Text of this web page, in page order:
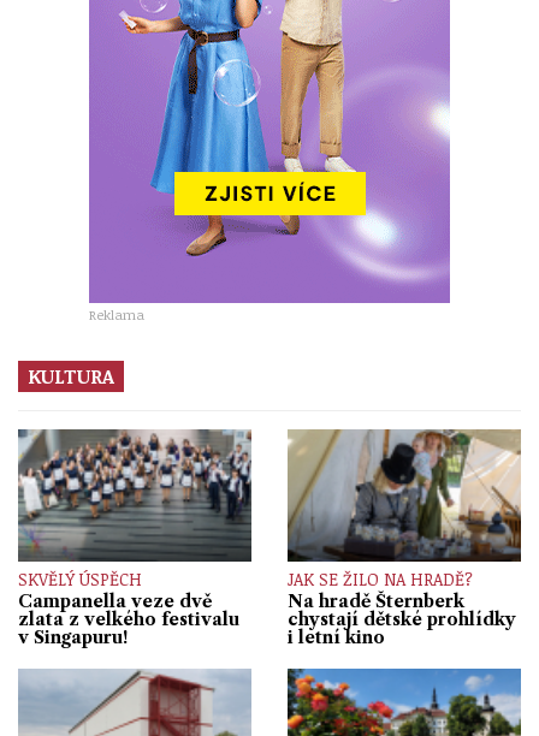
Reklama
KULTURA
SKVĚLÝ ÚSPĚCH
Campanella veze dvě
zlata z velkého festivalu
v Singapuru!
JAK SE ŽILO NA HRADĚ?
Na hradě Šternberk
chystají dětské prohlídky
i letní kino